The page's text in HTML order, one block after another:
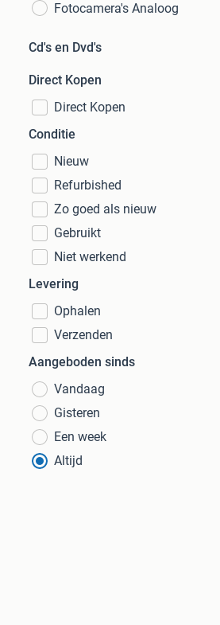
Fotocamera's Analoog
Cd's en Dvd's
Direct Kopen
Direct Kopen
Conditie
Nieuw
Refurbished
Zo goed als nieuw
Gebruikt
Niet werkend
Levering
Ophalen
Verzenden
Aangeboden sinds
Vandaag
Gisteren
Een week
Altijd